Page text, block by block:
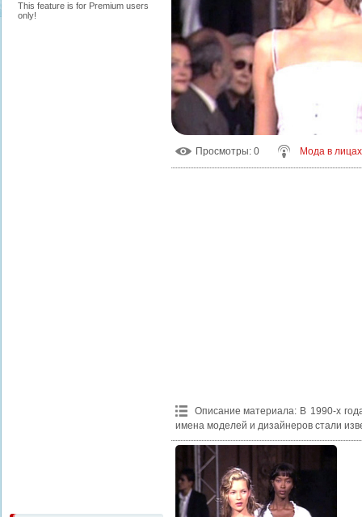
This feature is for Premium users
only!
Просмотры: 0 Мода в лицах
Описание материала: В 1990-х
имена моделей и дизайнеров стали